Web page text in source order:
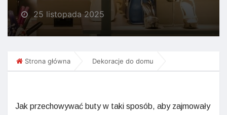
25 listopada 2025
Strona główna Dekoracje do domu
Jak przechowywać buty w taki sposób, aby zajmowały